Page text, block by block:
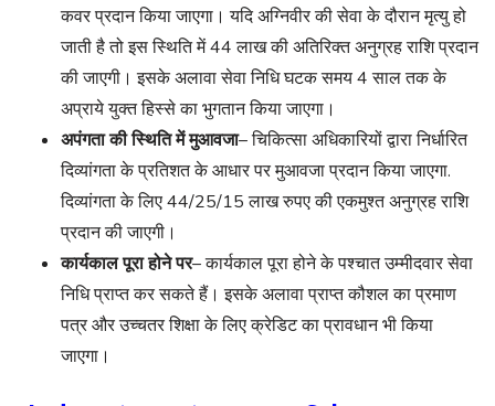
कवर प्रदान किया जाएगा। यदि अग्निवीर की सेवा के दौरान मृत्यु हो
जाती है तो इस स्थिति में 44 लाख की अतिरिक्त अनुग्रह राशि प्रदान
की जाएगी। इसके अलावा सेवा निधि घटक समय 4 साल तक के
अप्राये युक्त हिस्से का भुगतान किया जाएगा।
अपंगता की स्थिति में मुआवजा– चिकित्सा अधिकारियों द्वारा निर्धारित
दिव्यांगता के प्रतिशत के आधार पर मुआवजा प्रदान किया जाएगा.
दिव्यांगता के लिए 44/25/15 लाख रुपए की एकमुश्त अनुग्रह राशि
प्रदान की जाएगी।
कार्यकाल पूरा होने पर– कार्यकाल पूरा होने के पश्चात उम्मीदवार सेवा
निधि प्राप्त कर सकते हैं। इसके अलावा प्राप्त कौशल का प्रमाण
पत्र और उच्चतर शिक्षा के लिए क्रेडिट का प्रावधान भी किया
जाएगा।